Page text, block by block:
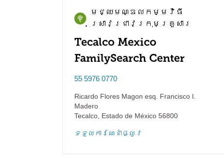
មជ្ឈមណ្ឌល​កម្មវិធី​
ស្រាវជ្រាវ​ក្រុមគ្រួសារ
Tecalco Mexico
FamilySearch Center
55 5976 0770
Ricardo Flores Magon esq. Francisco I.
Madero
Tecalco Estado de México 56800
ទទួល​ការណែនាំ​ផ្លូវ